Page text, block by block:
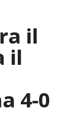
il
il
4-0